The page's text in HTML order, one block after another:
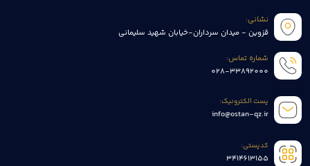
نشانی:
قزوین - میدان سرداران-خیابان شهید سلیمانی
شماره تماس:
028-33892000
پست الکترونیک:
info@ostan-qz.ir
کدپستی:
3414613155